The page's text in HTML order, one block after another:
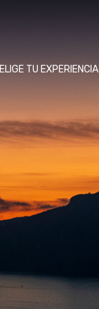
ELIGE TU EXPERIENCIA